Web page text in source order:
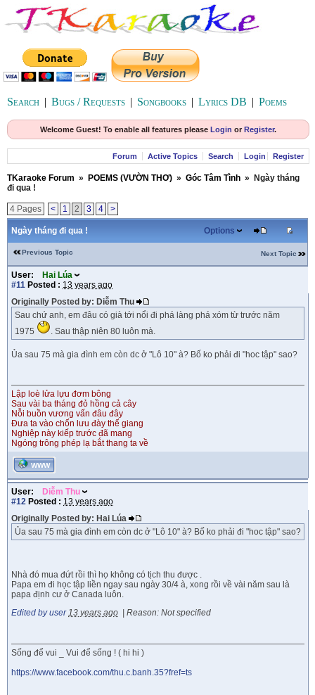
Search | Bugs / Requests | Songbooks | Lyrics DB | Poems
Welcome Guest! To enable all features please Login or Register.
Forum Active Topics Search Login Register
TKaraoke Forum » POEMS (VƯỜN THƠ) » Góc Tâm Tình »
Ngày tháng
đi qua !
4 Pages < 1 2 3 4 >
Ngày tháng đi qua ! Options
Previous Topic Next Topic
User:
Hai Lúa
#11 Posted : 13 years ago
Originally Posted by: Diễm Thu
Sau chứ anh, em đâu có già tới nổi đi phá làng phá xóm từ trước năm
1975
. Sau thập niên 80 luôn mà.
Ủa sau 75 mà gia đình em còn dc ở "Lô 10" à? Bố ko phải đi "hoc tập" sao?
Lập loè lửa lựu đơm bông
Sau vài ba tháng đỏ hồng cả cây
Nỗi buồn vương vấn đâu đây
Đưa ta vào chốn lưu đày thế giang
Nghiệp này kiếp trước đã mang
Ngóng trông phép lạ bắt thang ta về
WWW
User:
Diễm Thu
#12 Posted : 13 years ago
Originally Posted by: Hai Lúa
Ủa sau 75 mà gia đình em còn dc ở "Lô 10" à? Bố ko phải đi "hoc tập" sao?
Nhà đó mua đứt rồi thì họ không có tịch thu được .
Papa em đi học tập liền ngay sau ngày 30/4 à, xong rồi về vài năm sau là
papa định cư ở Canada luôn.
Edited by user 13 years ago Reason: Not specified
Sống để vui _ Vui để sống ! ( hi hi )
https://www.facebook.com/thu.c.banh.35?fref=ts